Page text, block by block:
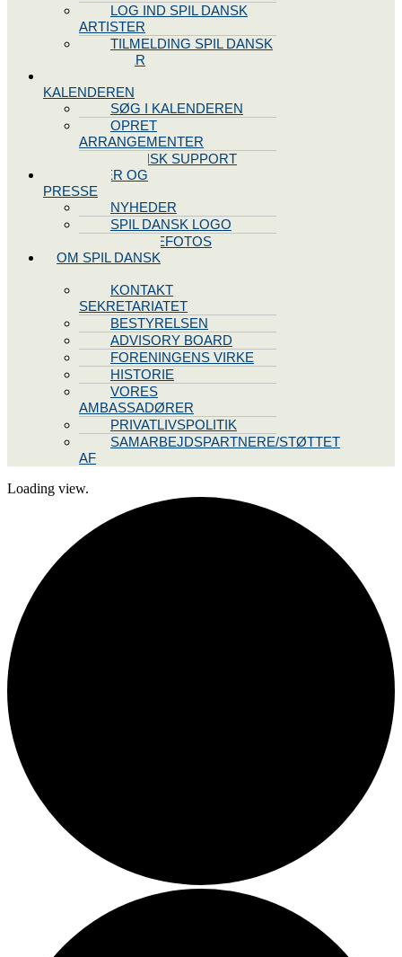
LOG IND SPIL DANSK
ARTISTER
TILMELDING SPIL DANSK
ARTISTER
KALENDEREN
SØG I KALENDEREN
OPRET
ARRANGEMENTER
TEKNISK SUPPORT
NYHEDER OG
PRESSE
NYHEDER
SPIL DANSK LOGO
PRESSEFOTOS
OM SPIL DANSK
KONTAKT
SEKRETARIATET
BESTYRELSEN
ADVISORY BOARD
FORENINGENS VIRKE
HISTORIE
VORES
AMBASSADØRER
PRIVATLIVSPOLITIK
SAMARBEJDSPARTNERE/STØTTET
AF
Loading view.